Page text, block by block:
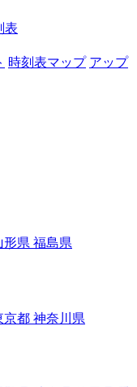
表
時刻表マップ アップ
形県 福島県
京都 神奈川県